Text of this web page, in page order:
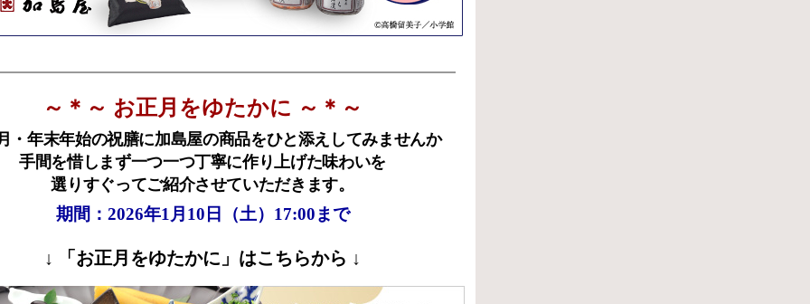
～＊～ お正月をゆたかに ～＊～
・年末年始の祝膳に加島屋の商品をひと添えしてみませんか
手間を惜しまず一つ一つ丁寧に作り上げた味わいを
選りすぐってご紹介させていただきます。
期間：2026年1月10日（土）17:00まで
↓ 「お正月をゆたかに」はこちらから ↓